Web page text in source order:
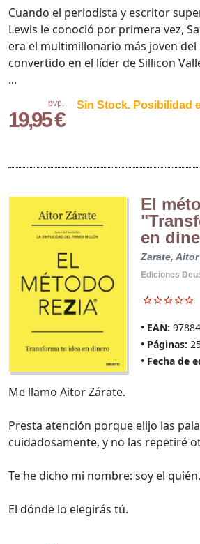
pvp.
19,95 €
Sin Stock. Posibilidad
Cuando el periodista y escritor
Lewis le conoció por primera vez,
era el multimillonario más joven del
convertido en el líder de Sillicon
...
El
en
Zarate, Aitor
Ediciones
EAN:
Páginas:
Fecha de
Me llamo Aitor Zárate.
Presta atención porque elijo las
cuidadosamente, y no las repetiré
Te he dicho mi nombre: soy el quién.
El dónde lo elegirás tú.